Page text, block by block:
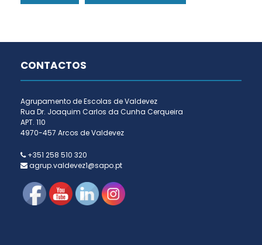
CONTACTOS
Agrupamento de Escolas de Valdevez
Rua Dr. Joaquim Carlos da Cunha Cerqueira
APT. 110
4970-457 Arcos de Valdevez
+351 258 510 320
agrup.valdevez1@sapo.pt